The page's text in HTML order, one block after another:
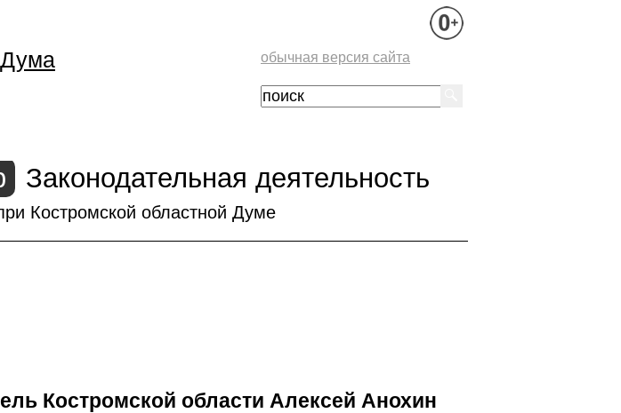
Дума обычная версия сайта
Законодательная деятельность
Костромской областной Думе
Костромской области Алексей Анохин